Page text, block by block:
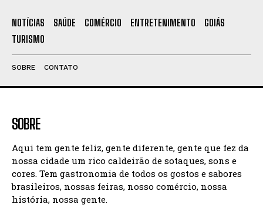
NOTÍCIAS SAÚDE COMÉRCIO ENTRETENIMENTO
GOIÁS
TURISMO
SOBRE CONTATO
SOBRE
Aqui tem gente feliz, gente diferente, gente que fez da
nossa cidade um rico caldeirão de sotaques, sons e
cores. Tem gastronomia de todos os gostos e sabores
brasileiros, nossas feiras, nosso comércio, nossa
história, nossa gente.